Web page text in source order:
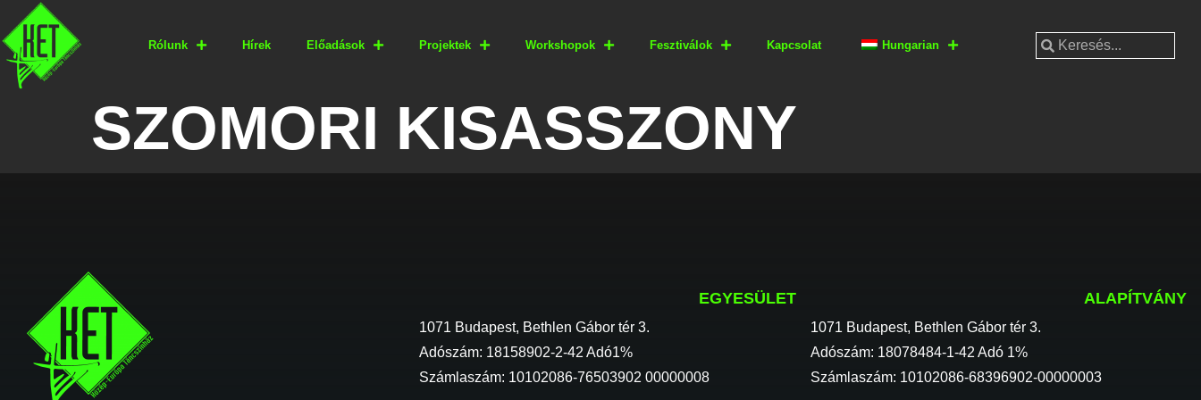
Rólunk Hírek Előadások Projektek Workshopok Fesztiválok Kapcsolat Hungarian
SZOMORI KISASSZONY
EGYESÜLET
1071 Budapest, Bethlen Gábor tér 3.
Adószám: 18158902-2-42 Adó1%
Számlaszám: 10102086-76503902 00000008
ALAPÍTVÁNY
1071 Budapest, Bethlen Gábor tér 3.
Adószám: 18078484-1-42 Adó 1%
Számlaszám: 10102086-68396902-00000003